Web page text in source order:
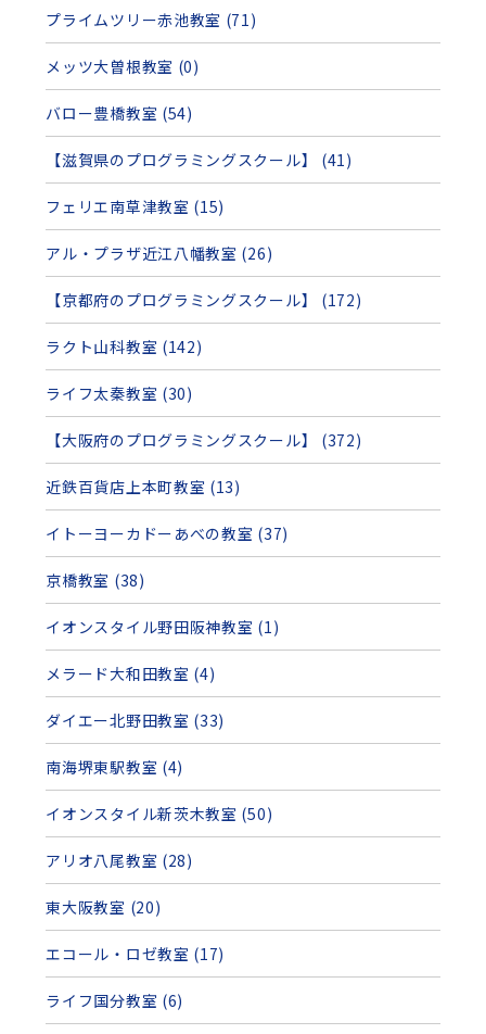
プライムツリー赤池教室 (71)
メッツ大曽根教室 (0)
バロー豊橋教室 (54)
【滋賀県のプログラミングスクール】 (41)
フェリエ南草津教室 (15)
アル・プラザ近江八幡教室 (26)
【京都府のプログラミングスクール】 (172)
ラクト山科教室 (142)
ライフ太秦教室 (30)
【大阪府のプログラミングスクール】 (372)
近鉄百貨店上本町教室 (13)
イトーヨーカドーあべの教室 (37)
京橋教室 (38)
イオンスタイル野田阪神教室 (1)
メラード大和田教室 (4)
ダイエー北野田教室 (33)
南海堺東駅教室 (4)
イオンスタイル新茨木教室 (50)
アリオ八尾教室 (28)
東大阪教室 (20)
エコール・ロゼ教室 (17)
ライフ国分教室 (6)